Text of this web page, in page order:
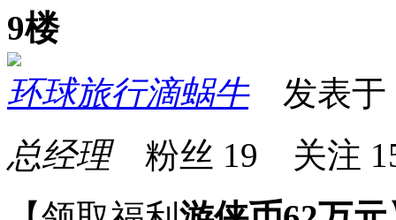
9楼
环球旅行滴蜗牛发表于
总经理粉丝 19 关注